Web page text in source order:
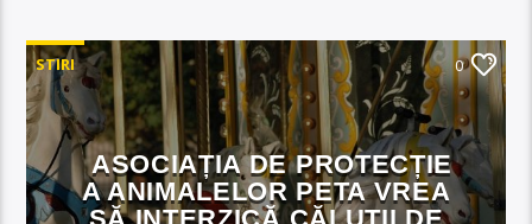
STIRI 0
ASOCIAȚIA DE PROTECȚIE
A ANIMALELOR PETA VREA